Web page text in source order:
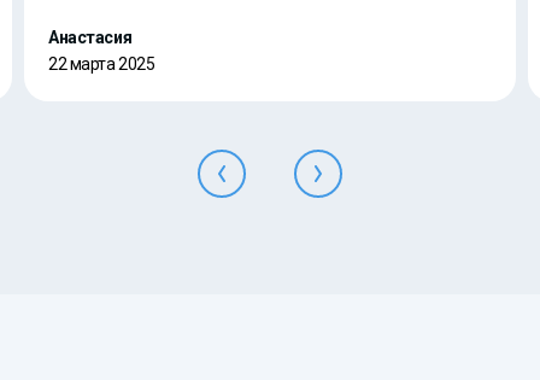
Анастасия
22 марта 2025